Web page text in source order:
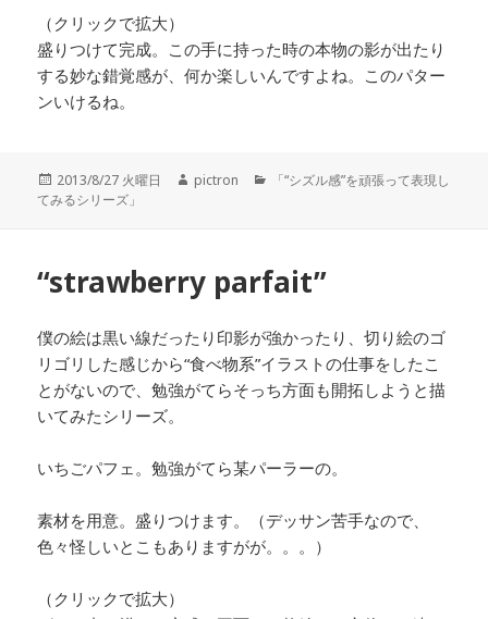
（クリックで拡大）
盛りつけて完成。この手に持った時の本物の影が出たり
する妙な錯覚感が、何か楽しいんですよね。このパター
ンいけるね。
投
稿
2013/8/27 火曜日
作
pictron
カ
「“シズル感”を頑張って表現し
てみるシリーズ」
“strawberry parfait”
僕の絵は黒い線だったり印影が強かったり、切り絵のゴ
リゴリした感じから“食べ物系”イラストの仕事をしたこ
とがないので、勉強がてらそっち方面も開拓しようと描
いてみたシリーズ。
いちごパフェ。勉強がてら某パーラーの。
素材を用意。盛りつけます。（デッサン苦手なので、
色々怪しいとこもありますがが。。。）
（クリックで拡大）